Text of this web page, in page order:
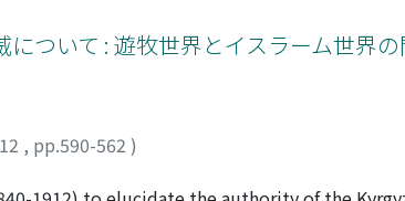
the holders of this office, they were chiefly of
of the emperor. Fourth, many ended their
of governor of a province or the minister of
characteristic offices antecedent to their
the office of bahsi-an-i 'izam functioned as
This point differs greatly from the case of
i 'izam had precedence over the minister
ついて : 遊牧世界とイスラーム世界の
, pp.590-562 )